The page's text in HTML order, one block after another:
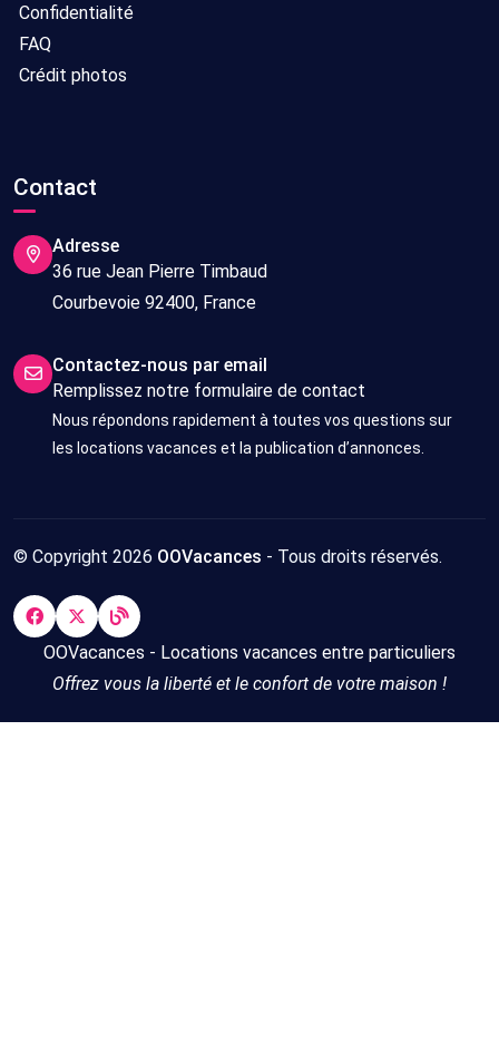
Confidentialité
FAQ
Crédit photos
Contact
Adresse
36 rue Jean Pierre Timbaud
Courbevoie 92400, France
Contactez-nous par email
Remplissez notre formulaire de contact
Nous répondons rapidement à toutes vos questions sur
les locations vacances et la publication d’annonces.
© Copyright 2026 OOVacances - Tous droits réservés.
OOVacances - Locations vacances entre particuliers
Offrez vous la liberté et le confort de votre maison !